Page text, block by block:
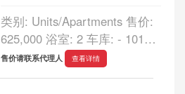
类别: Units/Apartments 售价:
625,000 浴室: 2 车库: - 101
MURRAY STREET PERTH 售
价: $625,000 住在perth市中心
售价请联系代理人 查看详情